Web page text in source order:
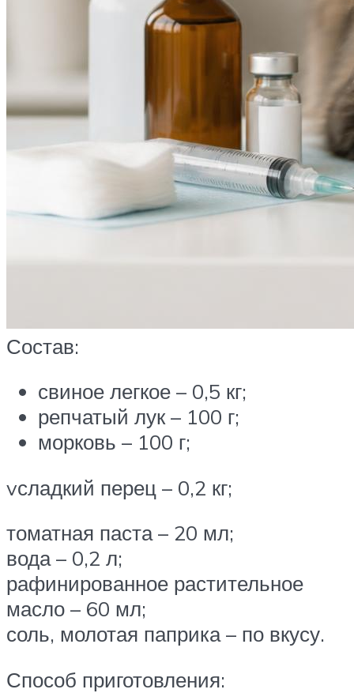
Состав:
свиное легкое – 0,5 кг;
репчатый лук – 100 г;
морковь – 100 г;
vсладкий перец – 0,2 кг;
томатная паста – 20 мл;
вода – 0,2 л;
рафинированное растительное
масло – 60 мл;
соль, молотая паприка – по вкусу.
Способ приготовления: